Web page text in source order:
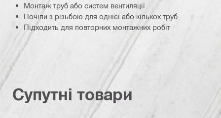
Монтаж труб або систем вентиляції
Почіпи з різьбою для однієї або кількох труб
Підходить для повторних монтажних робіт
Супутні товари